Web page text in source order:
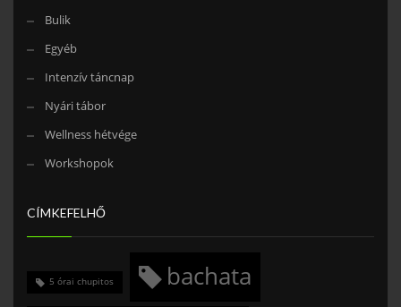
Bulik
Egyéb
Intenzív táncnap
Nyári tábor
Wellness hétvége
Workshopok
CÍMKEFELHŐ
5 órai chupitos bachata